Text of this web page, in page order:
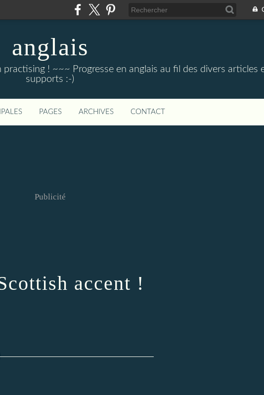
anglais
! ~~~ Progresse en anglais au fil des divers articles
supports :-)
PAGES ARCHIVES CONTACT
Publicité
accent !